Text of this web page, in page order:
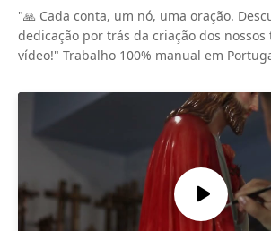
"🙏 Cada conta, um nó, uma oração.
dedicação por trás da criação dos nossos
vídeo!" Trabalho 100% manual em